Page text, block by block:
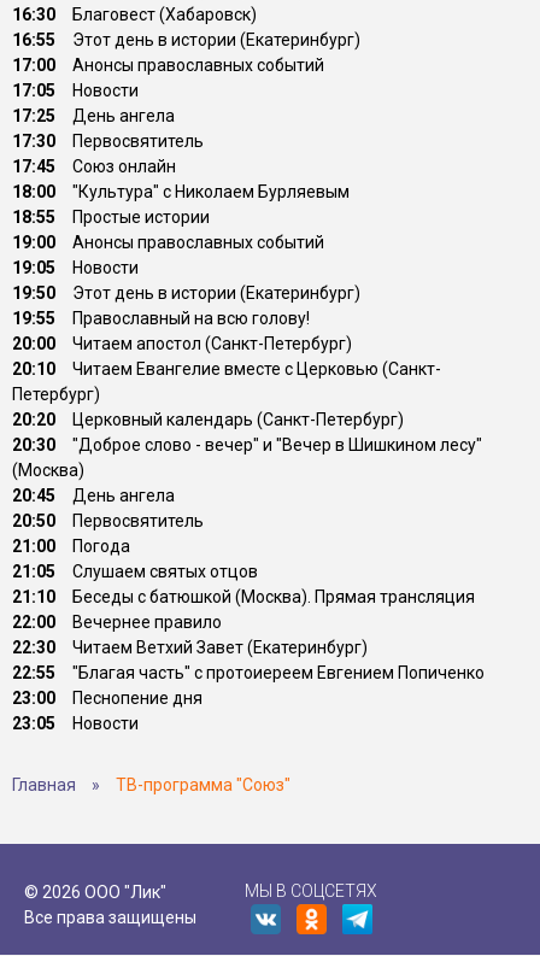
16:30
Благовест (Хабаровск)
16:55
Этот день в истории (Екатеринбург)
17:00
Анонсы православных событий
17:05
Новости
17:25
День ангела
17:30
Первосвятитель
17:45
Союз онлайн
18:00
"Культура" с Николаем Бурляевым
18:55
Простые истории
19:00
Анонсы православных событий
19:05
Новости
19:50
Этот день в истории (Екатеринбург)
19:55
Православный на всю голову!
20:00
Читаем апостол (Санкт-Петербург)
20:10
Читаем Евангелие вместе с Церковью (Санкт-
Петербург)
20:20
Церковный календарь (Санкт-Петербург)
20:30
"Доброе слово - вечер" и "Вечер в Шишкином лесу"
(Москва)
20:45
День ангела
20:50
Первосвятитель
21:00
Погода
21:05
Слушаем святых отцов
21:10
Беседы с батюшкой (Москва). Прямая трансляция
22:00
Вечернее правило
22:30
Читаем Ветхий Завет (Екатеринбург)
22:55
"Благая часть" с протоиереем Евгением Попиченко
23:00
Песнопение дня
23:05
Новости
Главная » ТВ-программа "Союз"
© 2026 ООО "Лик"
Все права защищены
МЫ В СОЦСЕТЯХ